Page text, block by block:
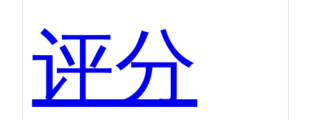
评分